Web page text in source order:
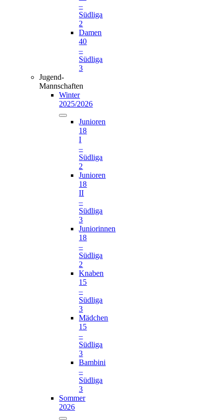
–
Südliga
2
Damen
40
–
Südliga
3
Jugend-
Mannschaften
Winter
2025/2026
Junioren
18
I
–
Südliga
2
Junioren
18
II
–
Südliga
3
Juniorinnen
18
–
Südliga
2
Knaben
15
–
Südliga
3
Mädchen
15
–
Südliga
3
Bambini
–
Südliga
3
Sommer
2026